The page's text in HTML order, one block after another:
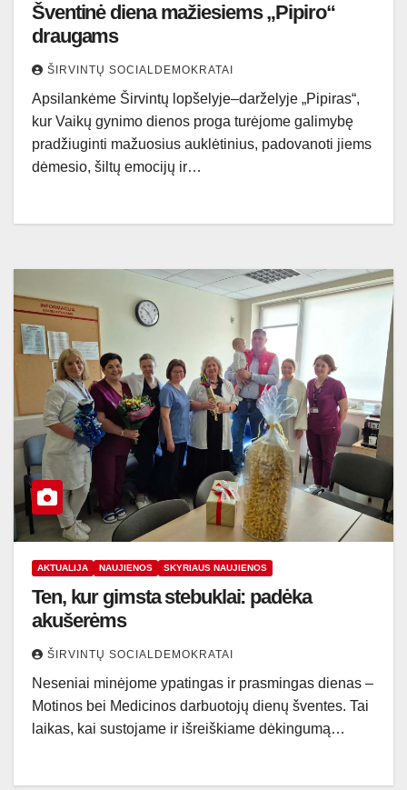
Šventinė diena mažiesiems „Pipiro“
draugams
ŠIRVINTŲ SOCIALDEMOKRATAI
Apsilankėme Širvintų lopšelyje–darželyje „Pipiras“,
kur Vaikų gynimo dienos proga turėjome galimybę
pradžiuginti mažuosius auklėtinius, padovanoti jiems
dėmesio, šiltų emocijų ir…
AKTUALIJA NAUJIENOS SKYRIAUS NAUJIENOS
Ten, kur gimsta stebuklai: padėka
akušerėms
ŠIRVINTŲ SOCIALDEMOKRATAI
Neseniai minėjome ypatingas ir prasmingas dienas –
Motinos bei Medicinos darbuotojų dienų šventes. Tai
laikas, kai sustojame ir išreiškiame dėkingumą…